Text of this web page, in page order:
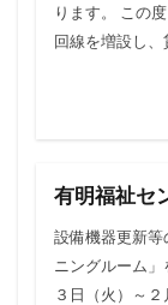
ります。 この
回線を増設し
有明福祉セ
設備機器更新
ニングルーム
３日（火）～